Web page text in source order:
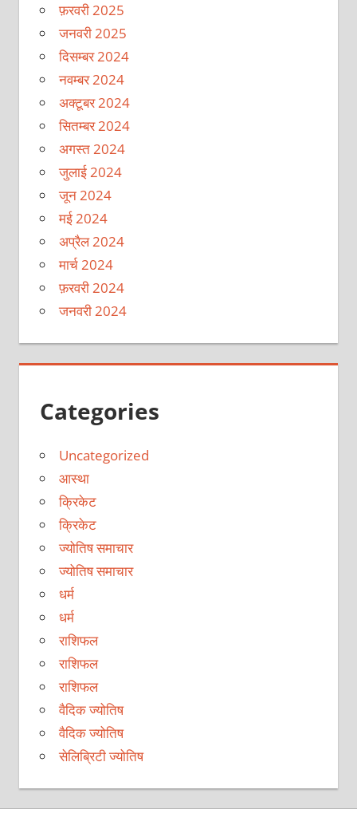
फ़रवरी 2025
जनवरी 2025
दिसम्बर 2024
नवम्बर 2024
अक्टूबर 2024
सितम्बर 2024
अगस्त 2024
जुलाई 2024
जून 2024
मई 2024
अप्रैल 2024
मार्च 2024
फ़रवरी 2024
जनवरी 2024
Categories
Uncategorized
आस्था
क्रिकेट
क्रिकेट
ज्योतिष समाचार
ज्योतिष समाचार
धर्म
धर्म
राशिफल
राशिफल
राशिफल
वैदिक ज्योतिष
वैदिक ज्योतिष
सेलिब्रिटी ज्योतिष